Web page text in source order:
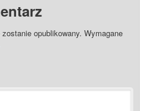
opublikowany. Wymagane